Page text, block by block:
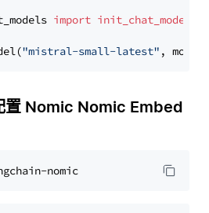
import init_chat_model
"mistral-small-latest" ,
置 Nomic Nomic Embed